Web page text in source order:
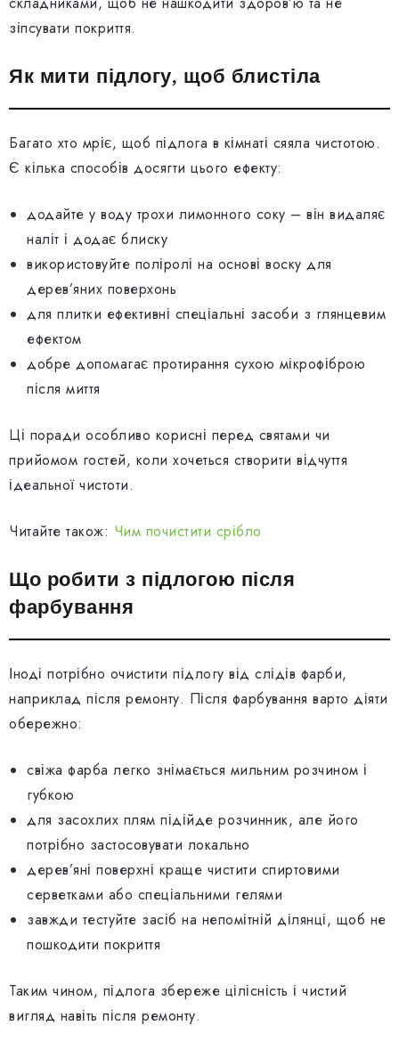
зіпсувати покриття.
Як мити підлогу, щоб блистіла
Багато хто мріє, щоб підлога в кімнаті сяяла чистотою.
Є кілька способів досягти цього ефекту:
додайте у воду трохи лимонного соку – він видаляє
наліт і додає блиску
використовуйте поліролі на основі воску для
дерев’яних поверхонь
для плитки ефективні спеціальні засоби з глянцевим
ефектом
добре допомагає протирання сухою мікрофіброю
після миття
Ці поради особливо корисні перед святами чи
прийомом гостей, коли хочеться створити відчуття
ідеальної чистоти.
Читайте також: Чим почистити срібло
Що робити з підлогою після
фарбування
Іноді потрібно очистити підлогу від слідів фарби,
наприклад після ремонту. Після фарбування варто діяти
обережно:
свіжа фарба легко знімається мильним розчином і
губкою
для засохлих плям підійде розчинник, але його
потрібно застосовувати локально
дерев’яні поверхні краще чистити спиртовими
серветками або спеціальними гелями
завжди тестуйте засіб на непомітній ділянці, щоб не
пошкодити покриття
Таким чином, підлога збереже цілісність і чистий
вигляд навіть після ремонту.